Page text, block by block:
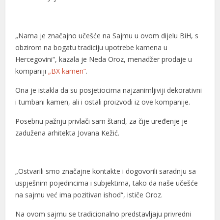
„Nama je značajno učešće na Sajmu u ovom dijelu BiH, s
obzirom na bogatu tradiciju upotrebe kamena u
Hercegovini“, kazala je Neda Oroz, menadžer prodaje u
kompaniji „BX kamen“.
Ona je istakla da su posjetiocima najzanimljiviji dekorativni
i tumbani kamen, ali i ostali proizvodi iz ove kompanije.
Posebnu pažnju privlači sam štand, za čije uređenje je
zadužena arhitekta Jovana Kežić.
„Ostvarili smo značajne kontakte i dogovorili saradnju sa
uspješnim pojedincima i subjektima, tako da naše učešće
na sajmu već ima pozitivan ishod“, ističe Oroz.
Na ovom sajmu se tradicionalno predstavljaju privredni